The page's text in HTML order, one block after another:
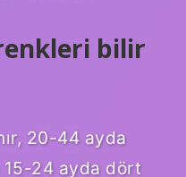
bilir
20-44 ayda
24 ayda dört